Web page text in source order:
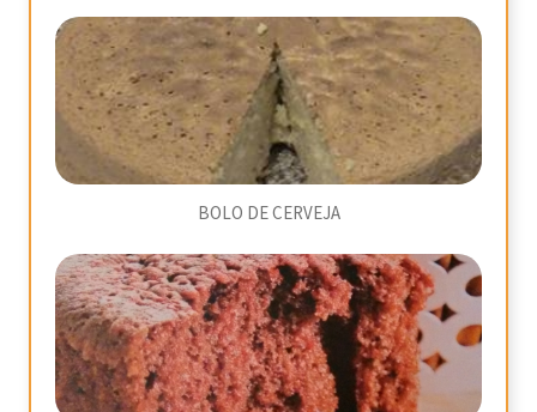
BOLO DE CERVEJA